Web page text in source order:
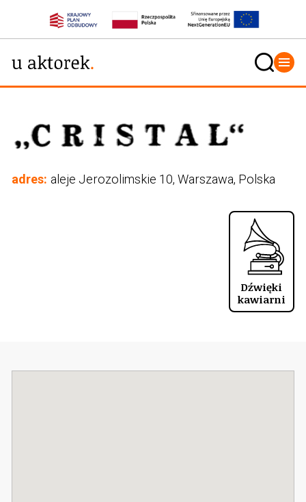
adres: aleje Jerozolimskie 10, Warszawa, Polska
Dźwięki
kawiarni